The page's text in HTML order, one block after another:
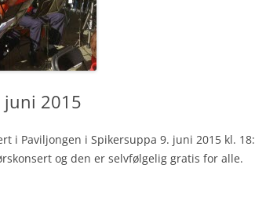
juni 2015
i Paviljongen i Spikersuppa 9. juni 2015 kl.
og den er selvfølgelig gratis for alle.